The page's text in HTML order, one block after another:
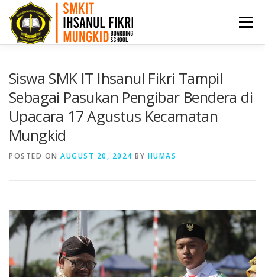
Menu
AKADEMI BKK KONTAK
Siswa SMK IT Ihsanul Fikri Tampil
Sebagai Pasukan Pengibar Bendera di
Upacara 17 Agustus Kecamatan
Mungkid
POSTED ON AUGUST 20, 2024 BY HUMAS